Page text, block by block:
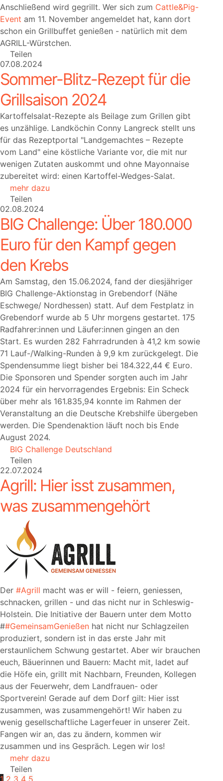
Anschließend wird gegrillt. Wer sich zum Cattle&Pig-
Event am 11. November angemeldet hat, kann dort
schon ein Grillbuffet genießen - natürlich mit dem
AGRILL-Würstchen.
Teilen
07.08.2024
Sommer-Blitz-Rezept für die
Grillsaison 2024
Kartoffelsalat-Rezepte als Beilage zum Grillen gibt
es unzählige. Landköchin Conny Langreck stellt uns
für das Rezeptportal
Landgemachtes – Rezepte
vom Land eine köstliche Variante vor, die mit nur
wenigen Zutaten auskommt und ohne Mayonnaise
zubereitet wird: einen Kartoffel-Wedges-Salat.
mehr dazu
Teilen
02.08.2024
BIG Challenge: Über 180.000
Euro für den Kampf gegen
den Krebs
Am Samstag, den 15.06.2024, fand der diesjähriger
BIG Challenge-Aktionstag in Grebendorf (Nähe
Eschwege/ Nordhessen) statt. Auf dem Festplatz in
Grebendorf wurde ab 5 Uhr morgens gestartet. 175
Radfahrer:innen und Läufer:innen gingen an den
Start. Es wurden 282 Fahrradrunden à 41,2 km sowie
71 Lauf-/Walking-Runden à 9,9 km zurückgelegt. Die
Spendensumme liegt bisher bei 184.322,44 € Euro.
Die Sponsoren und Spender sorgten auch im Jahr
2024 für ein hervorragendes Ergebnis: Ein Scheck
über mehr als 161.835,94 konnte im Rahmen der
Veranstaltung an die Deutsche Krebshilfe übergeben
werden. Die Spendenaktion läuft noch bis Ende
August 2024.
BIG Challenge Deutschland
Teilen
22.07.2024
Agrill: Hier isst zusammen,
was zusammengehört
Der #Agrill macht was er will - feiern, geniessen,
schnacken, grillen - und das nicht nur in Schleswig-
Holstein. Die Initiative der Bauern unter dem Motto
##GemeinsamGenießen hat nicht nur Schlagzeilen
produziert, sondern ist in das erste Jahr mit
erstaunlichem Schwung gestartet. Aber wir brauchen
euch, Bäuerinnen und Bauern: Macht mit, ladet auf
die Höfe ein, grillt mit Nachbarn, Freunden, Kollegen
aus der Feuerwehr, dem Landfrauen- oder
Sportverein! Gerade auf dem Dorf gilt: Hier isst
zusammen, was zusammengehört! Wir haben zu
wenig gesellschaftliche Lagerfeuer in unserer Zeit.
Fangen wir an, das zu ändern, kommen wir
zusammen und ins Gespräch. Legen wir los!
mehr dazu
Teilen
1 2 3 4 5